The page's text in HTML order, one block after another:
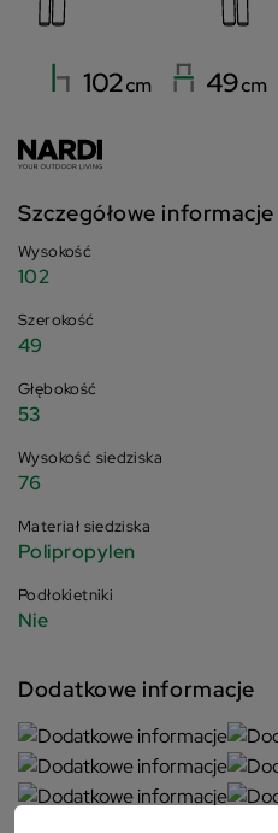
Szczegółowe informacje
Wysokość
102
Szerokość
49
Głębokość
53
Wysokość siedziska
76
Materiał siedziska
Polipropylen
Podłokietniki
Nie
Dodatkowe informacje